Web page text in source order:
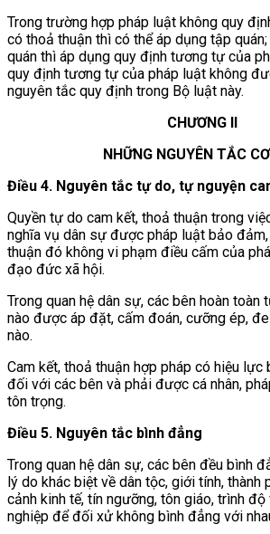
Trong trường hợp pháp luật không quy
có thoả thuận thì có thể áp dụng tập
quán thì áp dụng quy định tương tự của
quy định tương tự của pháp luật không
nguyên tắc quy định trong Bộ luật này.
CHƯƠNG II
NHỮNG NGUYÊN TẮC
Điều 4. Nguyên tắc tự do, tự nguyện
Quyền tự do cam kết, thoả thuận trong
nghĩa vụ dân sự được pháp luật bảo đảm,
thuận đó không vi phạm điều cấm của
đạo đức xã hội.
Trong quan hệ dân sự, các bên hoàn toàn
nào được áp đặt, cấm đoán, cưỡng ép,
nào.
Cam kết, thoả thuận hợp pháp có hiệu lực
đối với các bên và phải được cá nhân,
tôn trọng.
Điều 5. Nguyên tắc bình đẳng
Trong quan hệ dân sự, các bên đều bình
lý do khác biệt về dân tộc, giới tính, thành
cảnh kinh tế, tín ngưỡng, tôn giáo, trình độ
nghiệp để đối xử không bình đẳng với